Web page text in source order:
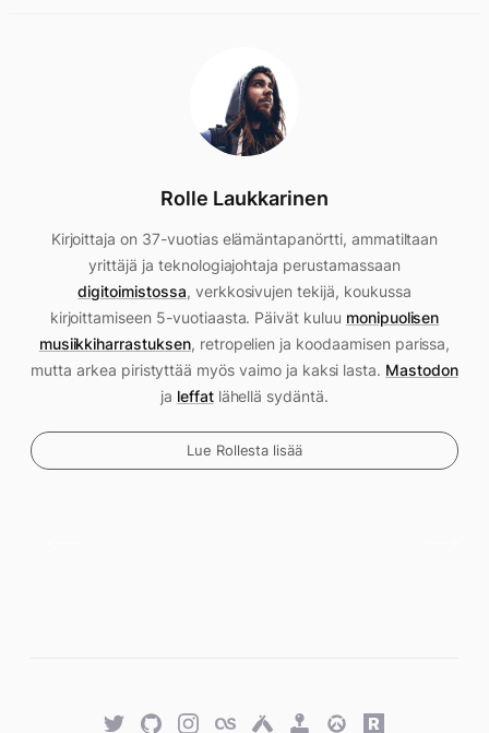
Rolle Laukkarinen
Kirjoittaja on 37-vuotias elämäntapanörtti, ammatiltaan
yrittäjä ja teknologiajohtaja perustamassaan
digitoimistossa, verkkosivujen tekijä, koukussa
kirjoittamiseen 5-vuotiaasta. Päivät kuluu monipuolisen
musiikkiharrastuksen, retropelien ja koodaamisen parissa,
mutta arkea piristyttää myös vaimo ja kaksi lasta. Mastodon
ja leffatlähellä sydäntä.
Lue Rollesta lisää
TwitterGitHubTwitterLast.fmUntappd
RetroOverwatch
Rawg.io